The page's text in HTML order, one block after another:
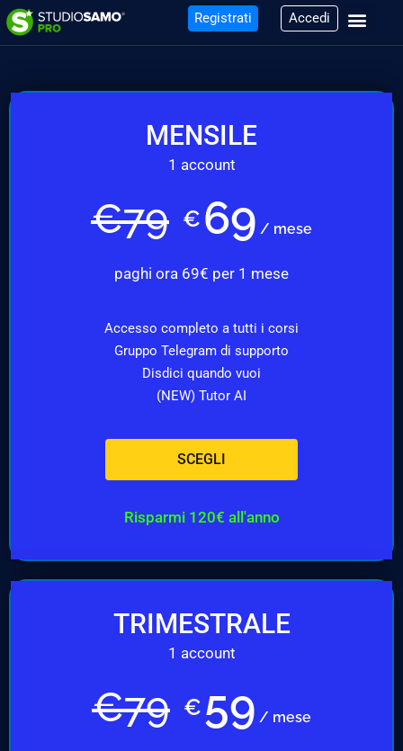
Registrati Accedi
MENSILE
1 account
€79 € 69 / mese
paghi ora 69€ per 1 mese
Accesso completo a tutti i corsi
Gruppo Telegram di supporto
Disdici quando vuoi
(NEW) Tutor AI
SCEGLI
Risparmi 120€ all'anno
TRIMESTRALE
1 account
€79 € 59 / mese